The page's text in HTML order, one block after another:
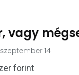
vagy
14
forint